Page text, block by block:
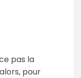
pas la
pour